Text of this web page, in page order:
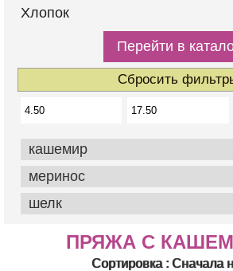
Хлопок
Перейти в
Сбросить
кашемир
меринос
шелк
ПРЯЖА С
Сортировка : Сначала